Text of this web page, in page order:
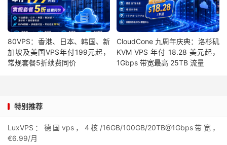
80VPS：香港、日本、韩国、新
加坡及美国VPS年付199元起，
常规套餐5折续费同价
CloudCone 九周年庆典：洛杉矶
KVM VPS 年付 18.28 美元起，
1Gbps 带宽最高 25TB 流量
特别推荐
LuxVPS：德国vps，4核/16GB/100GB/20TB@1Gbps带宽，
€6.99/月